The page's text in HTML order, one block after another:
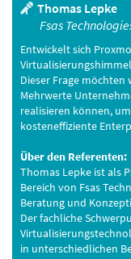
Thomas Lepke
Fsas
Entwickelt sich
Dieser Frage möchten
Mehrwerte
realisieren können,
kosteneffiziente
Über den Referenten:
Thomas Lepke ist als
Bereich von Fsas
Beratung und
Der fachliche
in unterschiedlichen